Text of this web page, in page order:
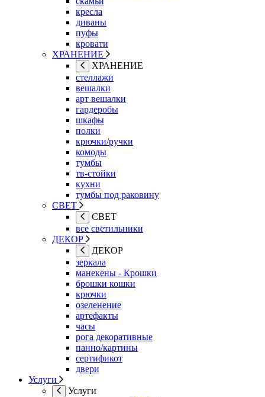
кресла
диваны
пуфы
кровати
ХРАНЕНИЕ
ХРАНЕНИЕ
стеллажи
вешалки
арт вешалки
гардеробы
шкафы
полки
крючки/ручки
комоды
тумбы
тв-стойки
кухни
тумбы под раковину
СВЕТ
СВЕТ
все светильники
ДЕКОР
ДЕКОР
зеркала
манекены - Крошки
брошки кошки
крючки
озеленение
артефакты
часы
рога декоративные
панно/картины
сертификот
двери
Услуги
Услуги